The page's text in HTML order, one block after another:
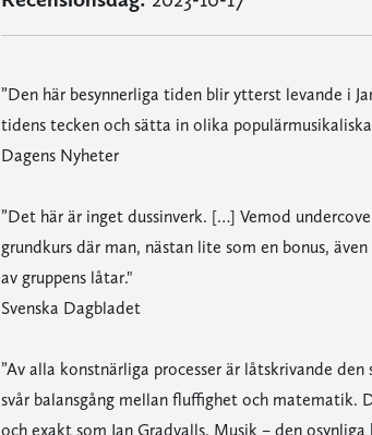
”Den här besynnerliga tiden blir ytterst levande i
tidens tecken och sätta in olika
Dagens Nyheter
”Det här är inget dussinverk. […] Vemod
grundkurs där man, nästan lite som en bonus,
av gruppens låtar."
Svenska Dagbladet
”Av alla konstnärliga processer är låtskrivande
svår balansgång mellan fluffighet och matematik.
och exakt som Jan Gradvalls. Musik – den